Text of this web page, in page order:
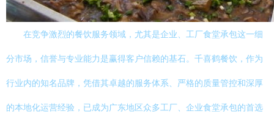
在竞争激烈的餐饮服务领域，尤其是企业、工厂食堂承包这一细
分市场，信誉与专业能力是赢得客户信赖的基石。千喜鹤餐饮，作为
行业内的知名品牌，凭借其卓越的服务体系、严格的质量管控和深厚
的本地化运营经验，已成为广东地区众多工厂、企业食堂承包的首选